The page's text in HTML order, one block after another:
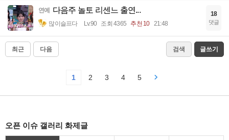
연예 다음주 놀토 리센느 출연...
많이슬프다 Lv.90 조회 4365 추천 10 21:48
18
댓글
최근 다음 검색 글쓰기
1 2 3 4 5
오픈 이슈 갤러리 화제글